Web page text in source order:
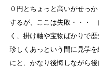
０円とちょっと高いがせっ
するが、ここは失敗・・・
く、掛け軸や宝物ばかりで
珍しくあっという間に見学
にと、かなり後悔しながら後